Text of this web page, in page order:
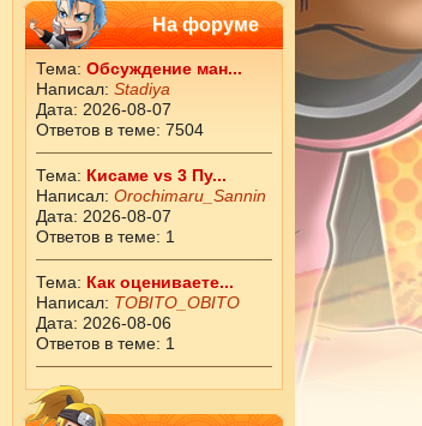
На форуме
Тема: Обсуждение ман...
Написал: Stadiya
Дата: 2026-08-07
Ответов в теме: 7504
Тема: Кисаме vs 3 Пу...
Написал: Orochimaru_Sannin
Дата: 2026-08-07
Ответов в теме: 1
Тема: Как оцениваете...
Написал: ТОBITO_OBITO
Дата: 2026-08-06
Ответов в теме: 1